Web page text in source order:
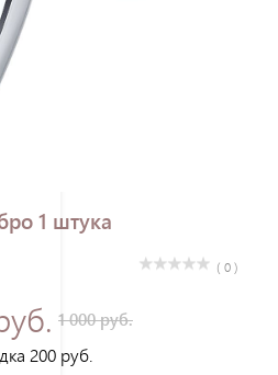
1 штука
( 0 )
1 000 руб.
200 руб.